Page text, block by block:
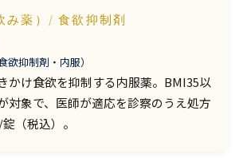
み薬）/ 食欲抑制剤
欲抑制剤・内服）
かけ食欲を抑制する内服薬。BMI35以
対象で、医師が適応を診察のうえ処方
（税込）。